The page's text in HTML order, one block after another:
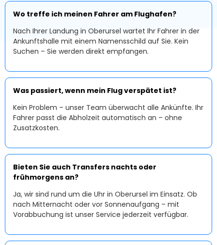
Wo treffe ich meinen Fahrer am Flughafen?
Nach Ihrer Landung in Oberursel wartet Ihr Fahrer in der
Ankunftshalle mit einem Namensschild auf Sie. Kein
Suchen – Sie werden direkt empfangen.
Was passiert, wenn mein Flug verspätet ist?
Kein Problem – unser Team überwacht alle Ankünfte. Ihr
Fahrer passt die Abholzeit automatisch an – ohne
Zusatzkosten.
Bieten Sie auch Transfers nachts oder
frühmorgens an?
Ja, wir sind rund um die Uhr in Oberursel im Einsatz. Ob
nach Mitternacht oder vor Sonnenaufgang – mit
Vorabbuchung ist unser Service jederzeit verfügbar.